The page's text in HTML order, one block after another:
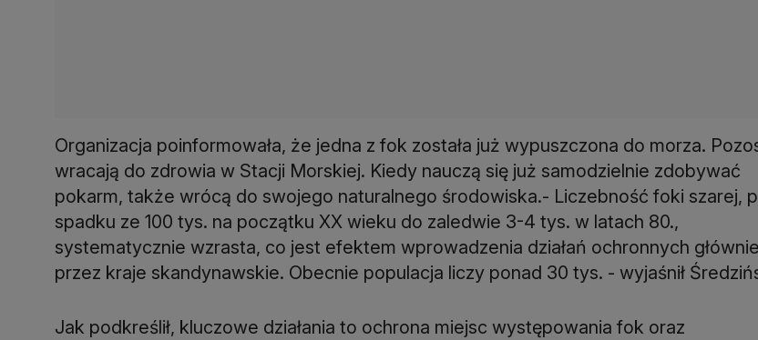
Organizacja poinformowała, że jedna z fok została już wypuszczona do morza.
wracają do zdrowia w Stacji Morskiej. Kiedy nauczą się już samodzielnie zdobywać
pokarm, także wrócą do swojego naturalnego środowiska.- Liczebność foki szarej,
spadku ze 100 tys. na początku XX wieku do zaledwie 3-4 tys. w latach 80.,
systematycznie wzrasta, co jest efektem wprowadzenia działań ochronnych głównie
przez kraje skandynawskie. Obecnie populacja liczy ponad 30 tys. - wyjaśnił
Jak podkreślił, kluczowe działania to ochrona miejsc występowania fok oraz